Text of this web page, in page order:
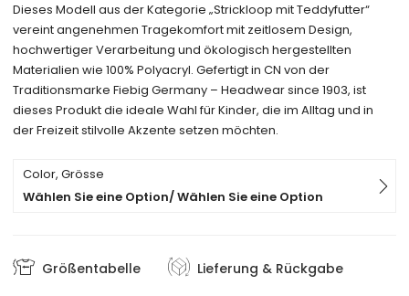
Dieses Modell aus der Kategorie „Strickloop mit Teddyfutter“
vereint angenehmen Tragekomfort mit zeitlosem Design,
hochwertiger Verarbeitung und ökologisch hergestellten
Materialien wie 100% Polyacryl. Gefertigt in CN von der
Traditionsmarke Fiebig Germany – Headwear since 1903, ist
dieses Produkt die ideale Wahl für Kinder, die im Alltag und in
der Freizeit stilvolle Akzente setzen möchten.
Color, Grösse
Wählen Sie eine Option/ Wählen Sie eine Option
Größentabelle Lieferung & Rückgabe